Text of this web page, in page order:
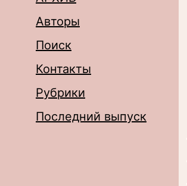
Авторы
Поиск
Контакты
Рубрики
Последний выпуск